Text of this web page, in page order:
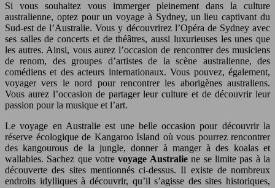
Si vous souhaitez vous immerger pleinement dans la culture
australienne, optez pour un voyage à Sydney, un lieu captivant du
Sud-est de l’Australie. Vous y découvrirez l’Opéra de Sydney avec
ses salles de concerts et de théâtres, aussi luxurieuses les unes que
les autres. Ainsi, vous aurez l’occasion de rencontrer des musiciens
de renom, des groupes d’artistes de la scène australienne, des
comédiens et des acteurs internationaux. Vous pouvez, également,
voyager vers le nord pour rencontrer les aborigènes australiens.
Vous aurez l’occasion de partager leur culture et de découvrir leur
passion pour la musique et l’art.
Le voyage en Australie est une belle occasion pour découvrir la
réserve écologique de Kangaroo Island où vous pourrez rencontrer
des kangourous de la jungle, donner à manger à des koalas et
wallabies. Sachez que votrevoyage Australiene se limite pas à la
découverte des sites mentionnés ci-dessus. Il existe de nombreux
endroits idylliques à découvrir, qu’il s’agisse des sites historiques,